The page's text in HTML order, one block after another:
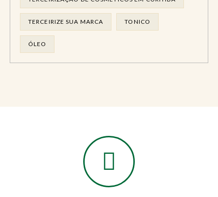
TERCEIRIZE SUA MARCA TONICO
ÓLEO